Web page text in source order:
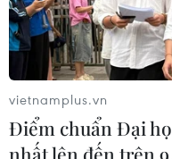
chuyến thăm hữu nghị
vietnamplus.vn
Điểm chuẩn Đại
nhất lên đến trên